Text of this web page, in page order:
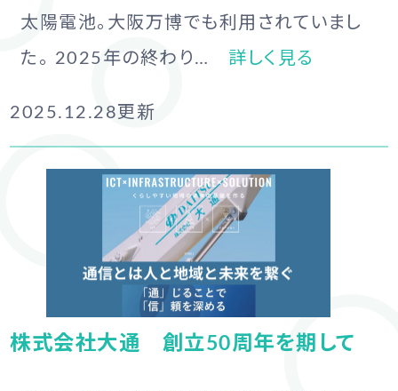
太陽電池。大阪万博でも利用されていまし
た。 2025年の終わり…
詳しく見る
2025.12.28更新
株式会社大通 創立50周年を期して